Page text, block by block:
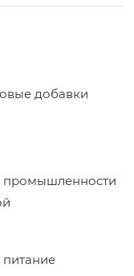
добавки
промышленности
питание